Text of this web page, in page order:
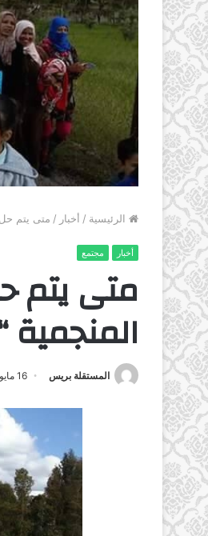
الرئيسية / أخبار / متى يتم
أخبار مجتمع
متى
المستقلة بريس 16 مايو، 2016